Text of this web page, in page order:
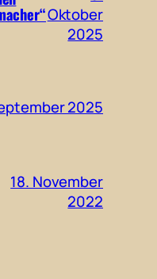
Oktober
2025
2025
18. November
2022